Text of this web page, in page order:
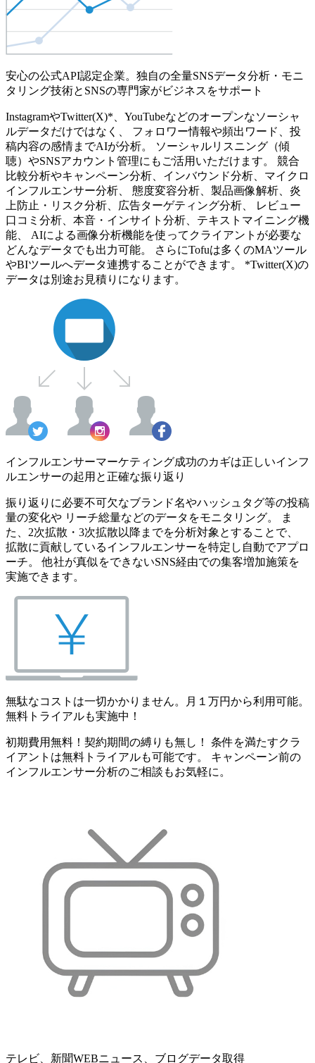
安心の公式API認定企業。独自の全量SNSデータ分析・モニ
タリング技術とSNSの専門家がビジネスをサポート
InstagramやTwitter(X)*、YouTubeなどのオープンなソーシャ
ルデータだけではなく、 フォロワー情報や頻出ワード、投
稿内容の感情までAIが分析。 ソーシャルリスニング（傾
聴）やSNSアカウント管理にもご活用いただけます。 競合
比較分析やキャンペーン分析、インバウンド分析、マイクロ
インフルエンサー分析、 態度変容分析、製品画像解析、炎
上防止・リスク分析、広告ターゲティング分析、 レビュー
口コミ分析、本音・インサイト分析、テキストマイニング機
能、 AIによる画像分析機能を使ってクライアントが必要な
どんなデータでも出力可能。 さらにTofuは多くのMAツール
やBIツールへデータ連携することができます。 *Twitter(X)の
データは別途お見積りになります。
インフルエンサーマーケティング成功のカギは正しいインフ
ルエンサーの起用と正確な振り返り
振り返りに必要不可欠なブランド名やハッシュタグ等の投稿
量の変化や リーチ総量などのデータをモニタリング。 ま
た、2次拡散・3次拡散以降までを分析対象とすることで、
拡散に貢献しているインフルエンサーを特定し自動でアプロ
ーチ。 他社が真似をできないSNS経由での集客増加施策を
実施できます。
無駄なコストは一切かかりません。月１万円から利用可能。
無料トライアルも実施中！
初期費用無料！契約期間の縛りも無し！ 条件を満たすクラ
イアントは無料トライアルも可能です。 キャンペーン前の
インフルエンサー分析のご相談もお気軽に。
テレビ、新聞WEBニュース、ブログデータ取得